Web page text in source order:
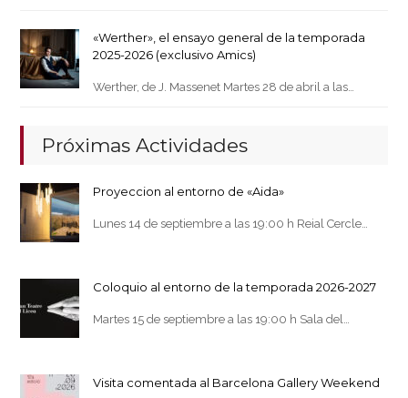
«Werther», el ensayo general de la temporada
2025-2026 (exclusivo Amics)
Werther, de J. Massenet Martes 28 de abril a las…
Próximas Actividades
Proyeccion al entorno de «Aida»
Lunes 14 de septiembre a las 19:00 h Reial Cercle…
Coloquio al entorno de la temporada 2026-2027
Martes 15 de septiembre a las 19:00 h Sala del…
Visita comentada al Barcelona Gallery Weekend